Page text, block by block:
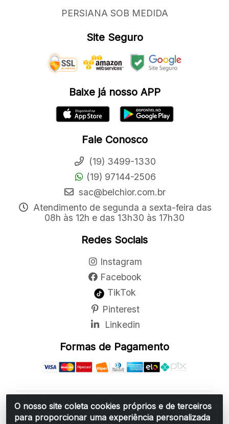
O nosso site coleta cookies próprios e de terceiros
para proporcionar uma experiência personalizada
PERSIANA SOB MEDIDA
Site Seguro
Baixe já nosso APP
Fale Conosco
(19) 3499-1330
(19) 97144-2506
sac@belchior.com.br
Atendimento de segunda a sexta-feira das
08h às 12h e das 13h30 às 17h30
Redes Sociais
Instagram
Facebook
TikTok
Pinterest
Linkedin
Formas de Pagamento
Belchior Cortinas e Acessórios LTDA - R: Rua
Vereador Sérgio Leopoldino Alves, 876 - Santa